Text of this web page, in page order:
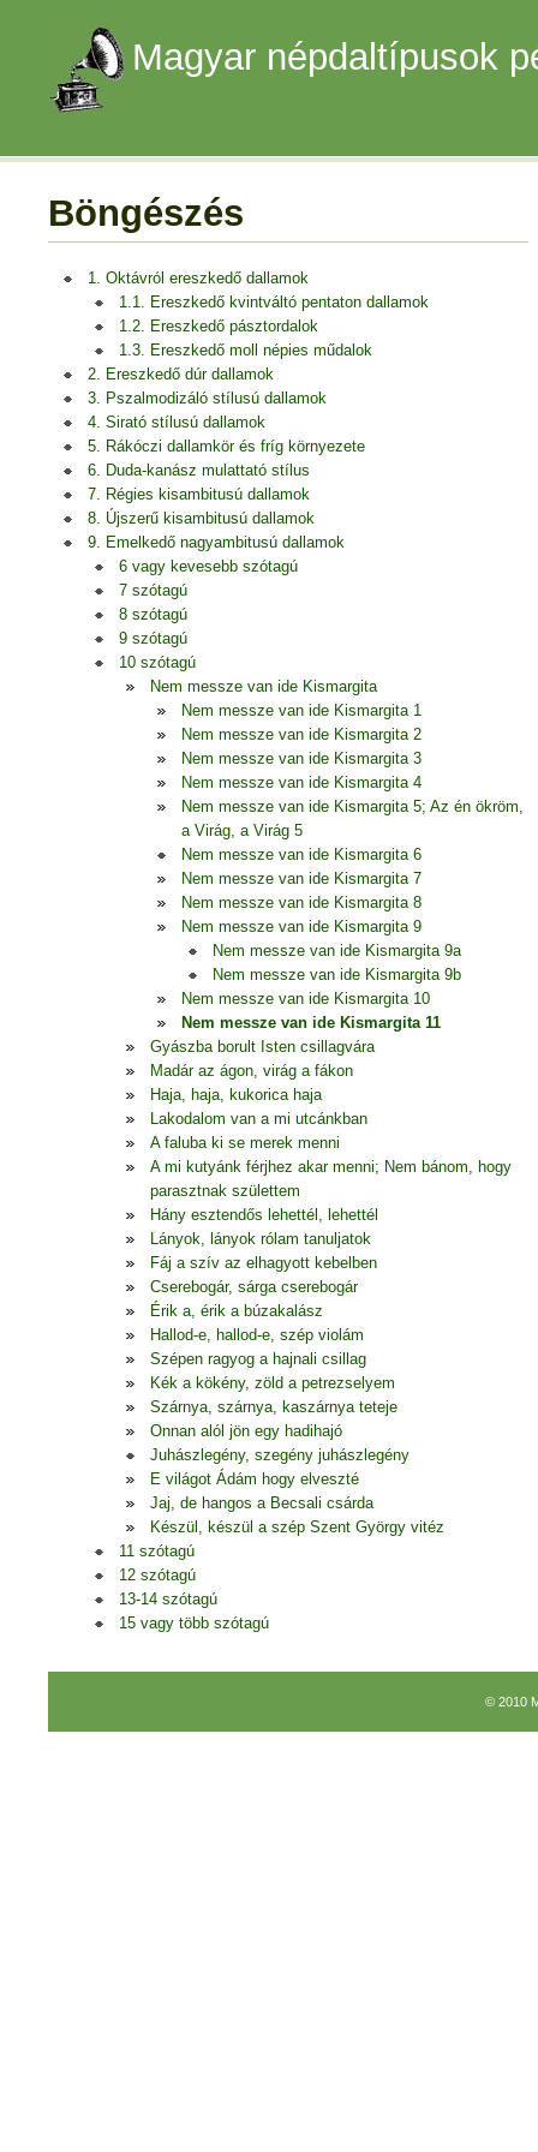
Magyar népdaltípusok
Böngészés
1. Oktávról ereszkedő dallamok
1.1. Ereszkedő kvintváltó pentaton dallamok
1.2. Ereszkedő pásztordalok
1.3. Ereszkedő moll népies műdalok
2. Ereszkedő dúr dallamok
3. Pszalmodizáló stílusú dallamok
4. Sirató stílusú dallamok
5. Rákóczi dallamkör és fríg környezete
6. Duda-kanász mulattató stílus
7. Régies kisambitusú dallamok
8. Újszerű kisambitusú dallamok
9. Emelkedő nagyambitusú dallamok
6 vagy kevesebb szótagú
7 szótagú
8 szótagú
9 szótagú
10 szótagú
Nem messze van ide Kismargita
Nem messze van ide Kismargita 1
Nem messze van ide Kismargita 2
Nem messze van ide Kismargita 3
Nem messze van ide Kismargita 4
Nem messze van ide Kismargita 5; Az én ökröm,
a Virág, a Virág 5
Nem messze van ide Kismargita 6
Nem messze van ide Kismargita 7
Nem messze van ide Kismargita 8
Nem messze van ide Kismargita 9
Nem messze van ide Kismargita 9a
Nem messze van ide Kismargita 9b
Nem messze van ide Kismargita 10
Nem messze van ide Kismargita 11
Gyászba borult Isten csillagvára
Madár az ágon, virág a fákon
Haja, haja, kukorica haja
Lakodalom van a mi utcánkban
A faluba ki se merek menni
A mi kutyánk férjhez akar menni; Nem bánom, hogy
parasztnak születtem
Hány esztendős lehettél, lehettél
Lányok, lányok rólam tanuljatok
Fáj a szív az elhagyott kebelben
Cserebogár, sárga cserebogár
Érik a, érik a búzakalász
Hallod-e, hallod-e, szép violám
Szépen ragyog a hajnali csillag
Kék a kökény, zöld a petrezselyem
Szárnya, szárnya, kaszárnya teteje
Onnan alól jön egy hadihajó
Juhászlegény, szegény juhászlegény
E világot Ádám hogy elveszté
Jaj, de hangos a Becsali csárda
Készül, készül a szép Szent György vitéz
11 szótagú
12 szótagú
13-14 szótagú
15 vagy több szótagú
© 2010